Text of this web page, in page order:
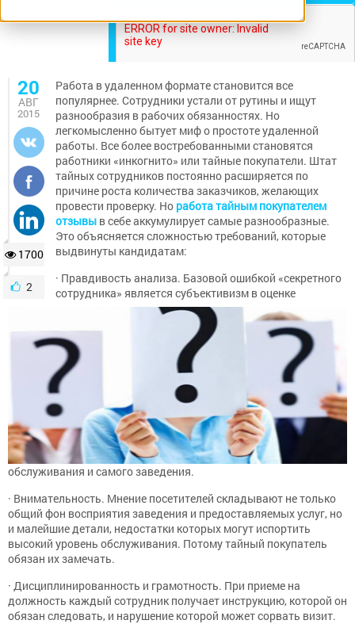
20
АВГ
2015
1700
2
Работа в удаленном формате становится все
популярнее. Сотрудники устали от рутины и ищут
разнообразия в рабочих обязанностях. Но
легкомысленно бытует миф о простоте удаленной
работы. Все более востребованными становятся
работники «инкогнито» или тайные покупатели. Штат
тайных сотрудников постоянно расширяется по
причине роста количества заказчиков, желающих
провести проверку. Но работа тайным покупателем
отзывы в себе аккумулирует самые разнообразные.
Это объясняется сложностью требований, которые
выдвинуты кандидатам:
· Правдивость анализа. Базовой ошибкой «секретного
сотрудника» является субъективизм в оценке
обслуживания и самого заведения.
· Внимательность. Мнение посетителей складывают не только
общий фон восприятия заведения и предоставляемых услуг, но
и малейшие детали, недостатки которых могут испортить
высокий уровень обслуживания. Потому тайный покупатель
обязан их замечать.
· Дисциплинированность и грамотность. При приеме на
должность каждый сотрудник получает инструкцию, которой он
обязан следовать, и нарушение которой может сорвать визит.